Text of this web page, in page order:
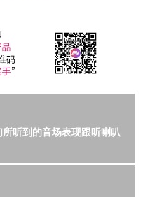
听到的音场表现跟听喇叭